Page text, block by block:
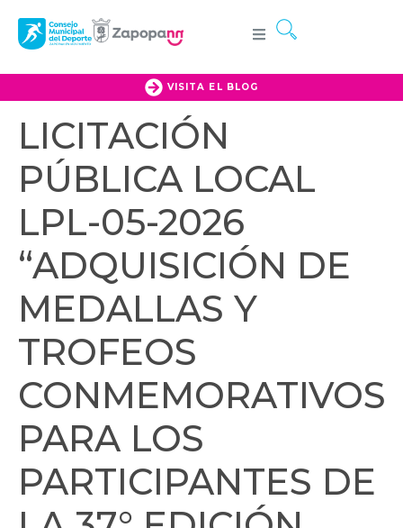
VISITA EL BLOG
LICITACIÓN
PÚBLICA LOCAL
LPL-05-2026
“ADQUISICIÓN DE
MEDALLAS Y
TROFEOS
CONMEMORATIVOS
PARA LOS
PARTICIPANTES DE